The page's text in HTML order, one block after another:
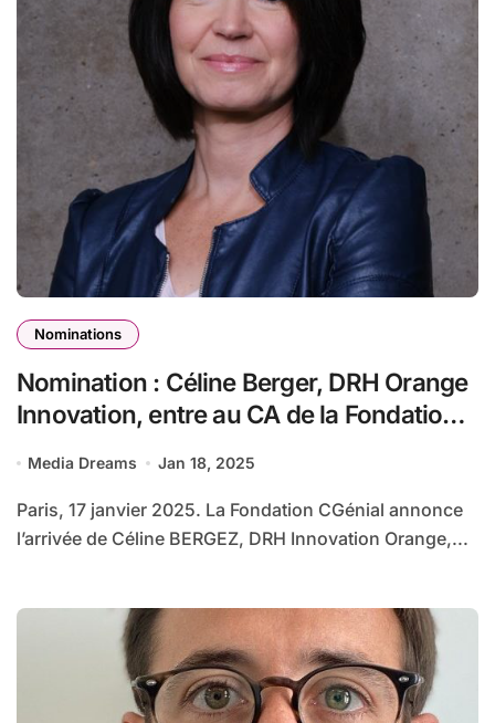
Nominations
Nomination : Céline Berger, DRH Orange
Innovation, entre au CA de la Fondation
Media Dreams Jan 18, 2025
Paris, 17 janvier 2025. La Fondation CGénial annonce
l’arrivée de Céline BERGEZ, DRH Innovation Orange,...